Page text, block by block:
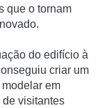
que o tornam
do edifício à
criar um
em
de visitantes